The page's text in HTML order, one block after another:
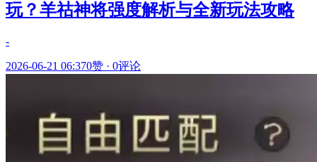
玩？羊祜神将强度解析与全新玩法攻略
-
2026-06-21 06:370赞 · 0评论